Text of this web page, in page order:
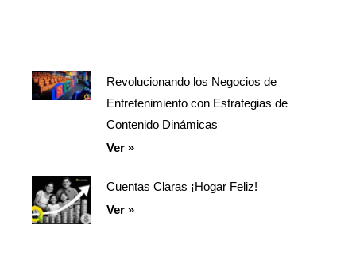
Revolucionando los Negocios de
Entretenimiento con Estrategias de
Contenido Dinámicas
Ver »
Cuentas Claras ¡Hogar Feliz!
Ver »